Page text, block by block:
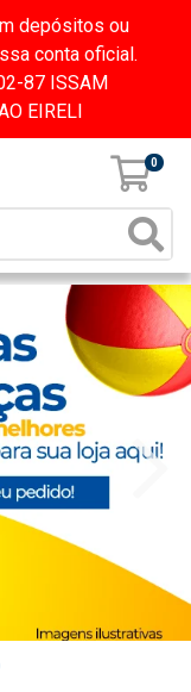
depósitos ou
conta oficial.
87 ISSAM
EIRELI
0